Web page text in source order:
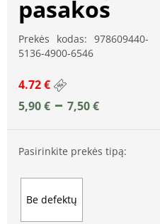
pasakos
Prekės kodas: 978609440-
5136-4900-6546
4.72 €
5,90€ – 7,50€
Pasirinkite prekės tipą:
Be defektų